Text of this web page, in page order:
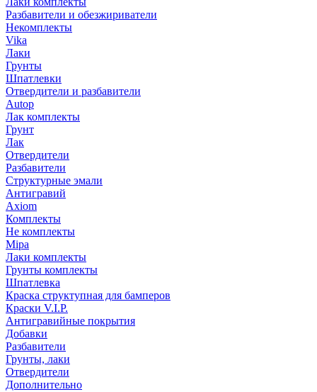
Разбавители и обезжириватели
Некомплекты
Vika
Лаки
Грунты
Шпатлевки
Отвердители и разбавители
Autop
Лак комплекты
Грунт
Лак
Отвердители
Разбавители
Структурные эмали
Антигравий
Axiom
Комплекты
Не комплекты
Mipa
Лаки комплекты
Грунты комплекты
Шпатлевка
Краска структупная для бамперов
Краски V.I.P.
Антигравийные покрытия
Добавки
Разбавители
Грунты, лаки
Отвердители
Дополнительно